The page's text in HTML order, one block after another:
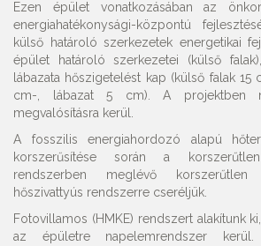
Ezen épület vonatkozásában az
energiahatékonysági-központú
külső határoló szerkezetek energetikai
épület határoló szerkezetei (külső
lábazata hőszigetelést kap (külső falak
cm-, lábazat 5 cm). A projektben
megvalósításra kerül.
A fosszilis energiahordozó alapú
korszerűsítése során a
rendszerben meglévő
hőszivattyús rendszerre cseréljük.
Fotovillamos (HMKE) rendszert alakítunk
az épületre napelemrendszer